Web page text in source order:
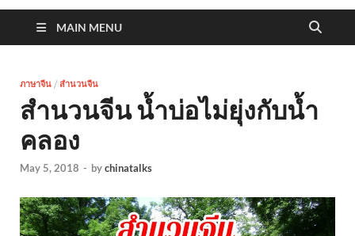
MAIN MENU
ภาษาจีน / สำนวนจีน
สำนวนจีน น้ำบ่อไม่ยุ่งกับน้ำ
คลอง
May 5, 2018 - bychinatalks